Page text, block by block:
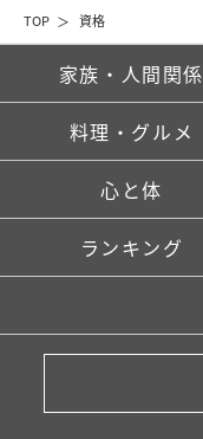
TOP 資格
家族・人間関係
料理・グルメ
心と体
ランキング